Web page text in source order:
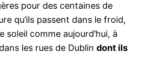
pour des centaines de
qu’ils passent dans le froid,
soleil comme aujourd’hui, à
les rues de Dublin dont ils